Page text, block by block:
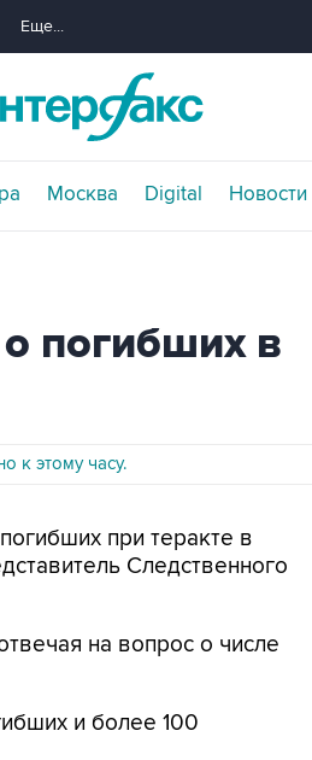
Еще...
Москва Digital Новости
погибших в
к этому часу.
при теракте в
Следственного
на вопрос о числе
и более 100